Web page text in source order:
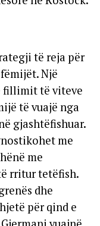
të reja për
Një
fillimit të viteve
të vuajë nga
gjashtëfishuar.
me
me
rritur tetëfish.
dhe
për qind e